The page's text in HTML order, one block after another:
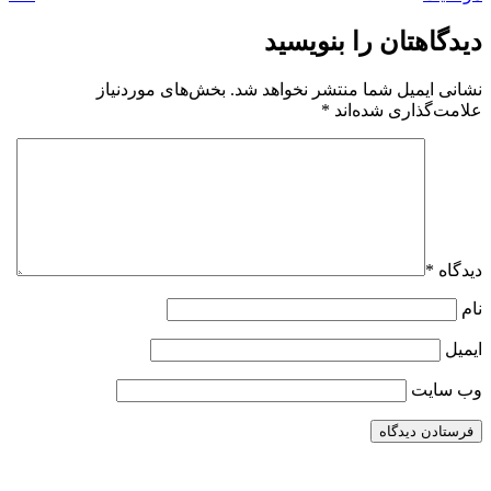
دیدگاهتان را بنویسید
نشانی ایمیل شما منتشر نخواهد شد. بخش‌های موردنیاز
علامت‌گذاری شده‌اند *
دیدگاه *
نام
ایمیل
وب‌ سایت